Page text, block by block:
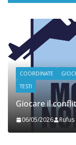
COORDINATE
TESTI
Giocare il
06/05/2026 Rufus